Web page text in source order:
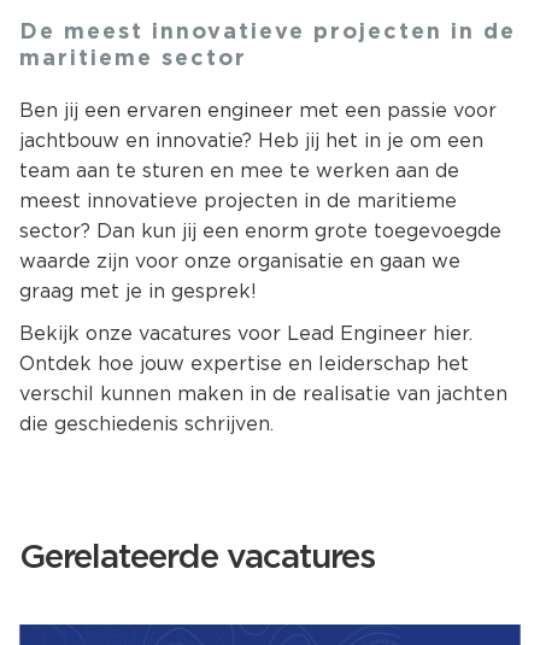
De meest innovatieve projecten in de
maritieme sector
Ben jij een ervaren engineer met een passie voor
jachtbouw en innovatie? Heb jij het in je om een
team aan te sturen en mee te werken aan de
meest innovatieve projecten in de maritieme
sector? Dan kun jij een enorm grote toegevoegde
waarde zijn voor onze organisatie en gaan we
graag met je in gesprek!
Bekijk onze vacatures voor Lead Engineer hier.
Ontdek hoe jouw expertise en leiderschap het
verschil kunnen maken in de realisatie van jachten
die geschiedenis schrijven.
Gerelateerde vacatures